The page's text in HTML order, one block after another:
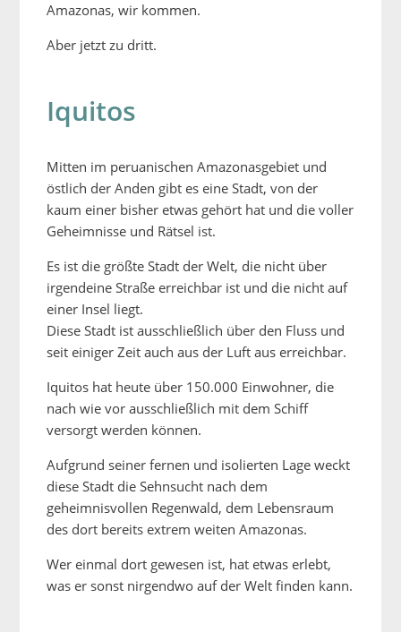
Amazonas, wir kommen.
Aber jetzt zu dritt.
Iquitos
Mitten im peruanischen Amazonasgebiet und
östlich der Anden gibt es eine Stadt, von der
kaum einer bisher etwas gehört hat und die voller
Geheimnisse und Rätsel ist.
Es ist die größte Stadt der Welt, die nicht über
irgendeine Straße erreichbar ist und die nicht auf
einer Insel liegt.
Diese Stadt ist ausschließlich über den Fluss und
seit einiger Zeit auch aus der Luft aus erreichbar.
Iquitos hat heute über 150.000 Einwohner, die
nach wie vor ausschließlich mit dem Schiff
versorgt werden können.
Aufgrund seiner fernen und isolierten Lage weckt
diese Stadt die Sehnsucht nach dem
geheimnisvollen Regenwald, dem Lebensraum
des dort bereits extrem weiten Amazonas.
Wer einmal dort gewesen ist, hat etwas erlebt,
was er sonst nirgendwo auf der Welt finden kann.